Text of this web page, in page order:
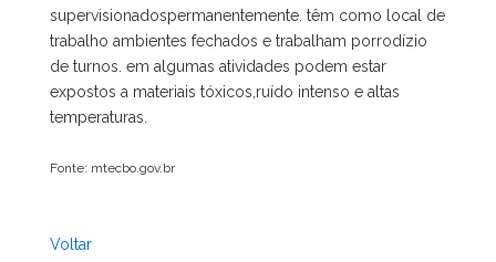
supervisionadospermanentemente. têm como local de
trabalho ambientes fechados e trabalham porrodízio
de turnos. em algumas atividades podem estar
expostos a materiais tóxicos,ruído intenso e altas
temperaturas.
Fonte: mtecbo.gov.br
Voltar